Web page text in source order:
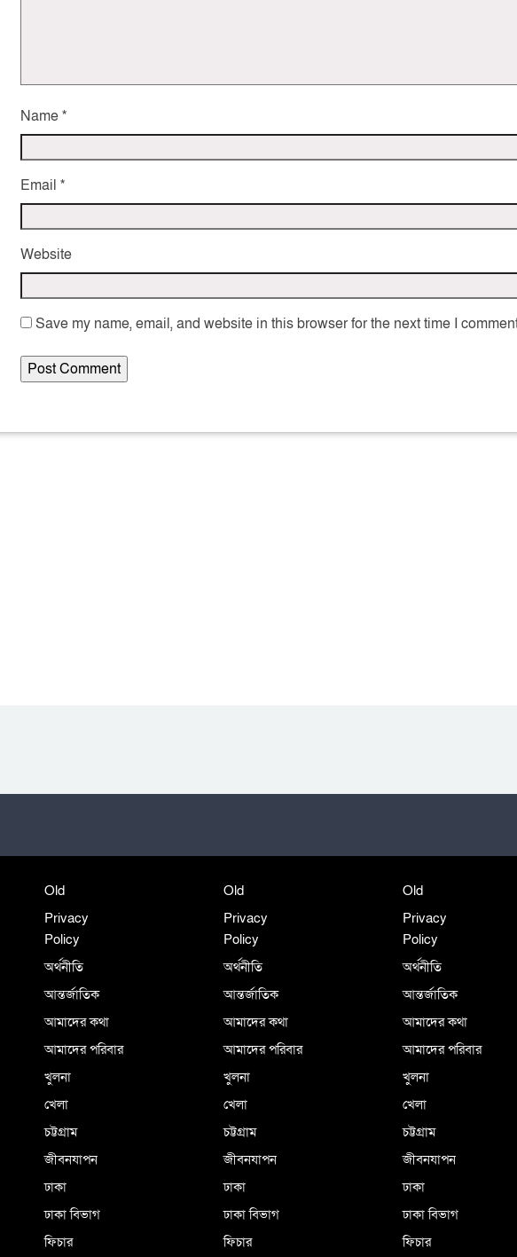
Name*
Email *
Website
Save my name, email, and website in this browser for the next time I
Old
Privacy
Policy
অর্থনীতি
আন্তর্জাতিক
আমাদের কথা
আমাদের পরিবার
খুলনা
খেলা
চট্টগ্রাম
জীবনযাপন
ঢাকা
ঢাকা বিভাগ
ফিচার
Old
Privacy
Policy
অর্থনীতি
আন্তর্জাতিক
আমাদের কথা
আমাদের পরিবার
খুলনা
খেলা
চট্টগ্রাম
জীবনযাপন
ঢাকা
ঢাকা বিভাগ
ফিচার
Old
Privacy
Policy
অর্থনীতি
আন্তর্জাতিক
আমাদের কথা
আমাদের পরিবার
খুলনা
খেলা
চট্টগ্রাম
জীবনযাপন
ঢাকা
ঢাকা বিভাগ
ফিচার